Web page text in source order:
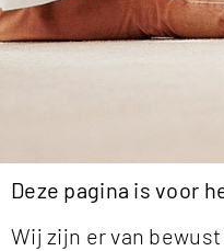
Deze pagina is voor
Wij zijn er van